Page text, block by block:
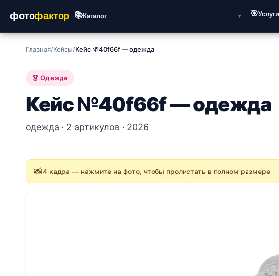
фотофактор 📚Каталог 🎯Услуги
Главная/Кейсы/Кейс №40f66f — одежда
👗 Одежда
Кейс №40f66f — одежда
одежда · 2 артикулов · 2026
📸4 кадра — нажмите на фото, чтобы пролистать в полном размере